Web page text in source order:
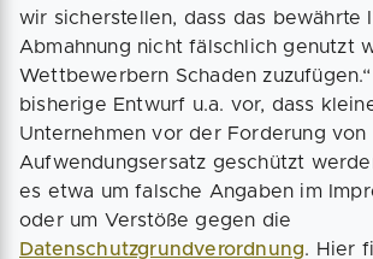
wir sicherstellen, dass das bewährte
Abmahnung nicht fälschlich genutzt
Wettbewerbern Schaden
bisherige Entwurf u.a. vor, dass
Unternehmen vor der Forderung von
Aufwendungsersatz geschützt
es etwa um falsche Angaben im
oder um Verstöße gegen die
Datenschutzgrundverordnung. Hier